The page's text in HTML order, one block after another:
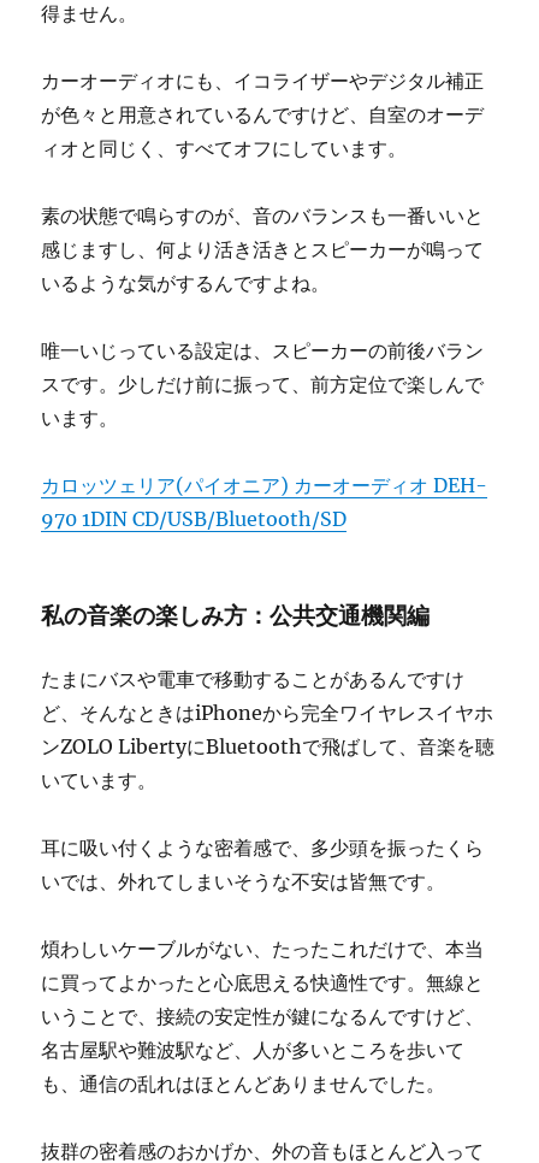
得ません。
カーオーディオにも、イコライザーやデジタル補正
が色々と用意されているんですけど、自室のオーデ
ィオと同じく、すべてオフにしています。
素の状態で鳴らすのが、音のバランスも一番いいと
感じますし、何より活き活きとスピーカーが鳴って
いるような気がするんですよね。
唯一いじっている設定は、スピーカーの前後バラン
スです。少しだけ前に振って、前方定位で楽しんで
います。
カロッツェリア(パイオニア) カーオーディオ DEH-
970 1DIN CD/USB/Bluetooth/SD
私の音楽の楽しみ方：公共交通機関編
たまにバスや電車で移動することがあるんですけ
ど、そんなときはiPhoneから完全ワイヤレスイヤホ
ンZOLO LibertyにBluetoothで飛ばして、音楽を聴
いています。
耳に吸い付くような密着感で、多少頭を振ったくら
いでは、外れてしまいそうな不安は皆無です。
煩わしいケーブルがない、たったこれだけで、本当
に買ってよかったと心底思える快適性です。無線と
いうことで、接続の安定性が鍵になるんですけど、
名古屋駅や難波駅など、人が多いところを歩いて
も、通信の乱れはほとんどありませんでした。
抜群の密着感のおかげか、外の音もほとんど入って